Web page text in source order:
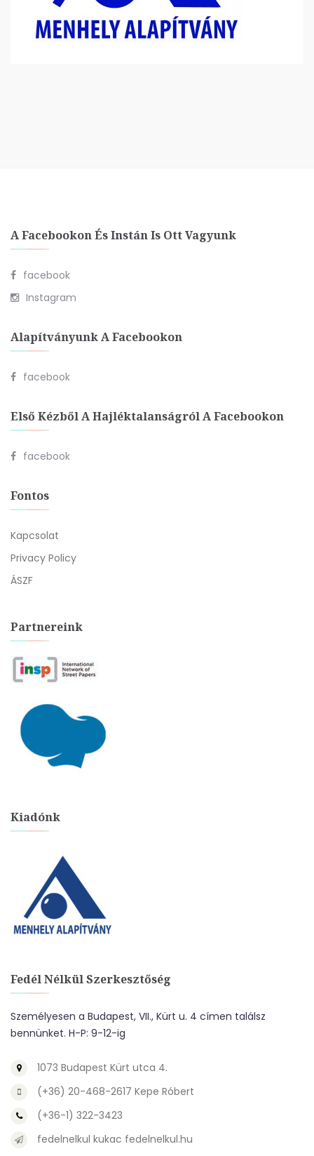
A Facebookon És Instán Is Ott Vagyunk
facebook
Instagram
Alapítványunk A Facebookon
facebook
Első Kézből A Hajléktalanságról A Facebookon
facebook
Fontos
Kapcsolat
Privacy Policy
ÁSZF
Partnereink
Kiadónk
Fedél Nélkül Szerkesztőség
Személyesen a Budapest, VII., Kürt u. 4 címen találsz
bennünket. H-P: 9-12-ig
1073 Budapest Kürt utca 4.
(+36) 20-468-2617 Kepe Róbert
(+36-1) 322-3423
fedelnelkul kukac fedelnelkul.hu